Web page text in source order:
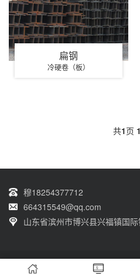
扁钢
冷硬卷（板）
共1页 1
穆18254377712
664315549@qq.com
山东省滨州市博兴县兴福镇国
Copyright © 2002-2021 山东鑫盛诺钢铁